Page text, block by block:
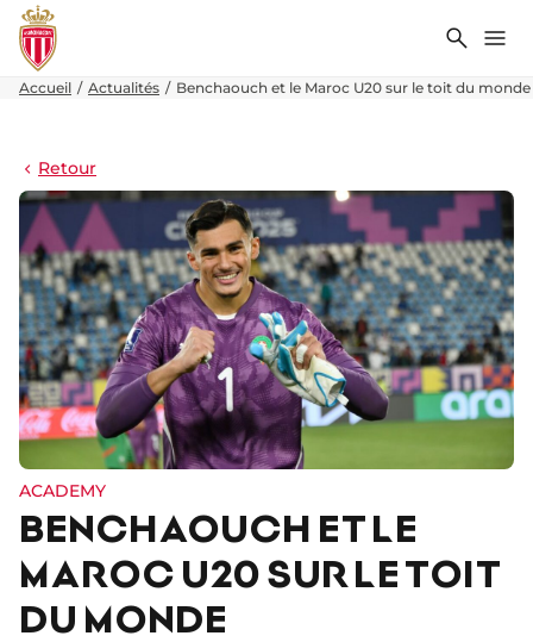
Accueil Actualités Benchaouch et le Maroc U20 sur le toit du monde
Retour
ACADEMY
BENCHAOUCH ET LE
MAROC U20 SUR LE TOIT
DU MONDE